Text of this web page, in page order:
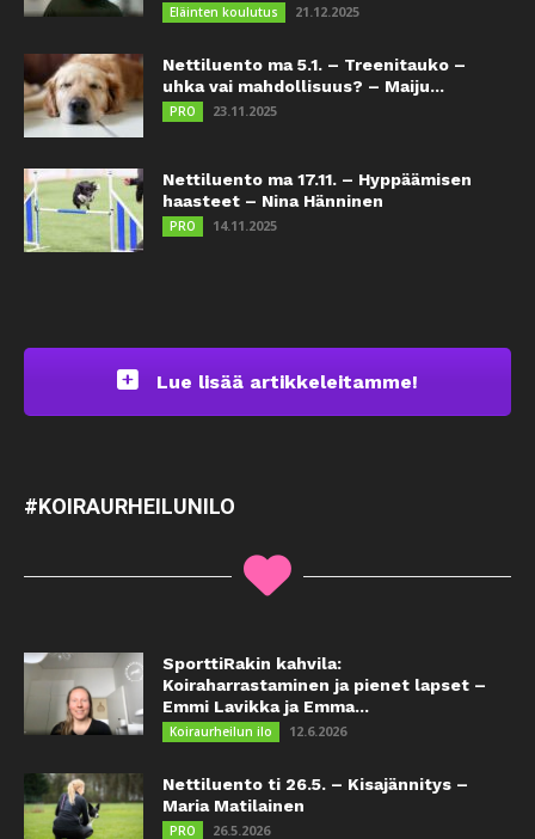
Eläinten koulutus 21.12.2025
Nettiluento ma 5.1. – Treenitauko –
uhka vai mahdollisuus? – Maiju...
PRO 23.11.2025
Nettiluento ma 17.11. – Hyppäämisen
haasteet – Nina Hänninen
PRO 14.11.2025
Lue lisää artikkeleitamme!
#KOIRAURHEILUNILO
SporttiRakin kahvila:
Koiraharrastaminen ja pienet lapset –
Emmi Lavikka ja Emma...
Koiraurheilun ilo 12.6.2026
Nettiluento ti 26.5. – Kisajännitys –
Maria Matilainen
PRO 26.5.2026